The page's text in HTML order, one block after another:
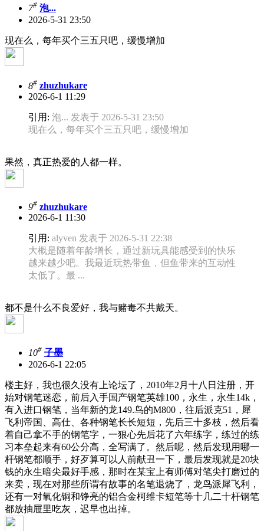
7# 泡...
2026-5-31 23:50
现在么，每年买个三五只吧，缓慢增加
8# zhuzhukare
2026-6-1 11:29
引用: 泡... 发表于 2026-5-31 23:50
现在么，每年买个三五只吧，缓慢增加
果然，真正热爱的人都一样。
9# zhuzhukare
2026-6-1 11:30
引用: alyven 发表于 2026-5-31 22:38
大概是随着年龄增长，通过新玩具能感受到的快乐
越来越少吧。我最近玩热带鱼，但鱼带来的互动性
太低了。最 ...
都不是什么不良爱好，我与赌毒不共戴天。
10# 子墨
2026-6-1 22:05
楼主好，我也很久没有上论坛了，2010年2月十八日注册，开
始对钢笔迷恋，前后入手国产钢笔英雄100，永生，永生14k，
有入进口钢笔，当年新的龙149.鸟的M800，往后派克51，犀
飞利帝国、高仕、各种钢笔长长短短，先后三十多枝，然后看
着自己拿不手的钢笔字，一狠心先后花了六年练字，练过的练
习本垒起来有60公分高，全写满了。然后呢，然后发现用哪一
杆钢笔都顺手，好歹算可以人前献丑一下，最后发现就是20块
钱的永生暗尖最好手感，那时在某宝上有师傅对笔尖打磨过的
来卖，现在对那些所谓有故事的名笔退烧了，龙鸟派犀飞利，
还有一对氧化铜和铮亮的铝合金柯维卡短笔等十几二十杆钢笔
都放抽屉里吃灰，迟早也出掉。